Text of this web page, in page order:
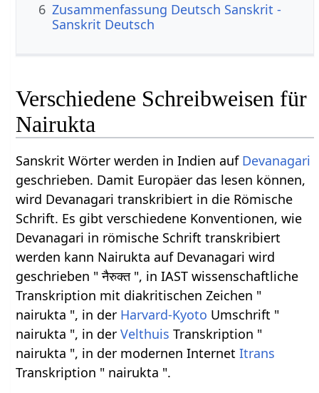
6 Zusammenfassung Deutsch Sanskrit -
Sanskrit Deutsch
Verschiedene Schreibweisen für
Nairukta
Sanskrit Wörter werden in Indien auf Devanagari
geschrieben. Damit Europäer das lesen können,
wird Devanagari transkribiert in die Römische
Schrift. Es gibt verschiedene Konventionen, wie
Devanagari in römische Schrift transkribiert
werden kann Nairukta auf Devanagari wird
geschrieben " नैरुक्त ", in IAST wissenschaftliche
Transkription mit diakritischen Zeichen "
nairukta ", in der Harvard-Kyoto Umschrift "
nairukta ", in derVelthuis Transkription "
nairukta ", in der modernen InternetItrans
Transkription " nairukta ".